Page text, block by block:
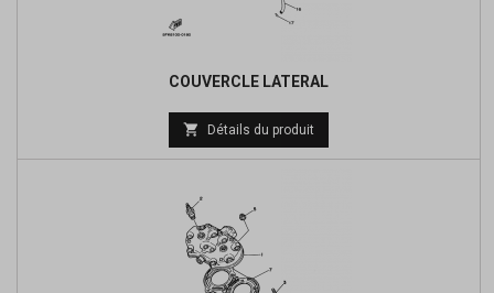
COUVERCLE LATERAL
 Détails du produit